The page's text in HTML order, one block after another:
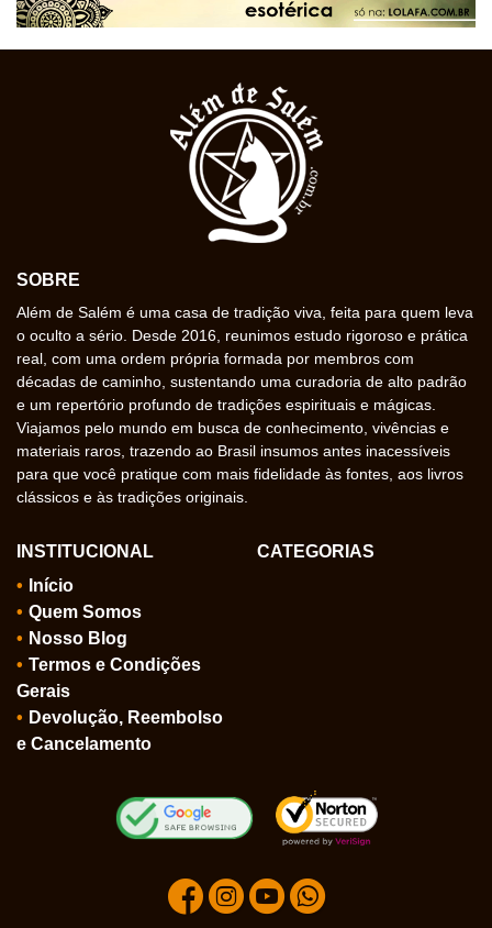
SOBRE
Além de Salém é uma casa de tradição viva, feita para quem leva
o oculto a sério. Desde 2016, reunimos estudo rigoroso e prática
real, com uma ordem própria formada por membros com
décadas de caminho, sustentando uma curadoria de alto padrão
e um repertório profundo de tradições espirituais e mágicas.
Viajamos pelo mundo em busca de conhecimento, vivências e
materiais raros, trazendo ao Brasil insumos antes inacessíveis
para que você pratique com mais fidelidade às fontes, aos livros
clássicos e às tradições originais.
INSTITUCIONAL
Início
Quem Somos
Nosso Blog
Termos e Condições
Gerais
Devolução, Reembolso
e Cancelamento
CATEGORIAS